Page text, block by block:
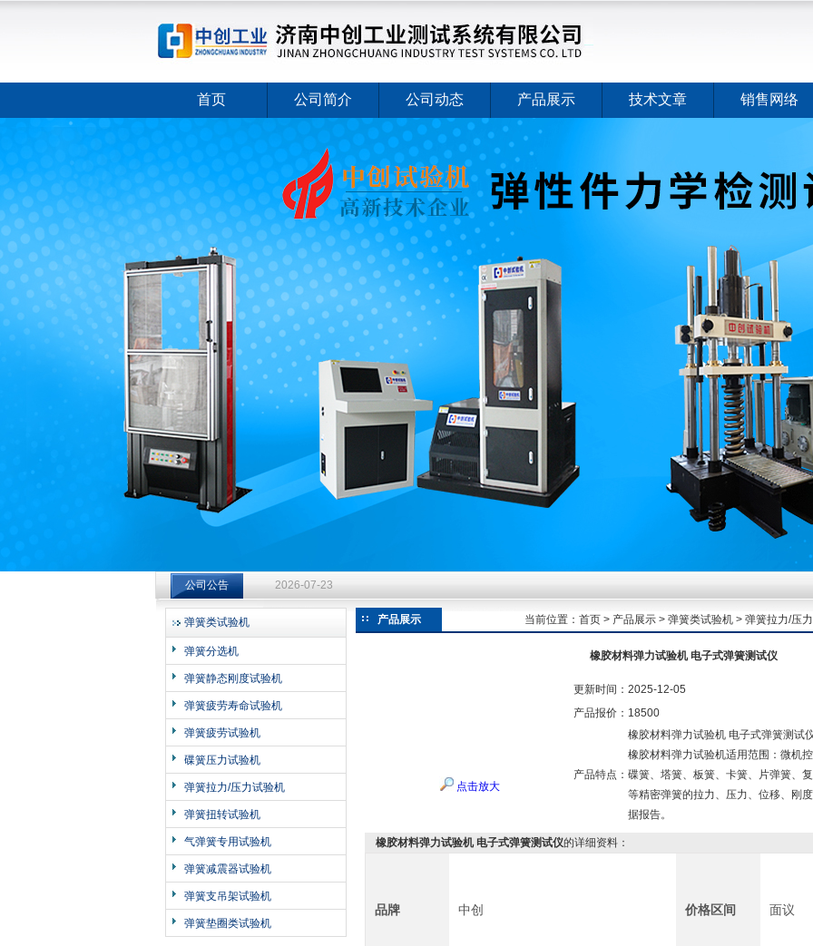
济南中创工业测试系统有限公司
首页 公司简介 公司动态 产品展示 技术文章 销售网络
公司公告 2026-07-23
钻杆扭转试验台选型指南：从额定扭矩到加载频率的工况适配逻辑
2026-07-23
钻杆扭转试验台选型指南：从额定扭矩到加载频率的工况适配逻辑
2026-07-23
弹簧类试验机
弹簧分选机
弹簧静态刚度试验机
弹簧疲劳寿命试验机
弹簧疲劳试验机
碟簧压力试验机
弹簧拉力/压力试验机
弹簧扭转试验机
气弹簧专用试验机
弹簧减震器试验机
弹簧支吊架试验机
弹簧垫圈类试验机
产品展示 当前位置： 首页 > 产品展示 > 弹簧类试验机 > 弹簧拉力/压
橡胶材料弹力试验机 电子式弹簧测试仪
点击放大
更新时间： 2025-12-05
产品报价： 18500
产品特点：
橡胶材料弹力试验机 电子式弹簧测试
橡胶材料弹力试验机适用范围：微机
碟簧、塔簧、板簧、卡簧、片弹簧、
等精密弹簧的拉力、压力、位移、刚
据报告。
橡胶材料弹力试验机 电子式弹簧测试仪的详细资料：
品牌 中创 价格区间 面议